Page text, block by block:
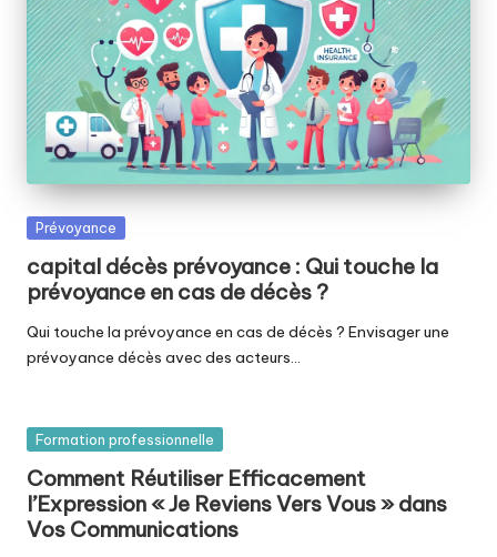
Posted
Prévoyance
capital décès prévoyance : Qui touche la
prévoyance en cas de décès ?
Qui touche la prévoyance en cas de décès ? Envisager une
prévoyance décès avec des acteurs…
Posted
Formation professionnelle
Comment Réutiliser Efficacement
l’Expression « Je Reviens Vers Vous » dans
Vos Communications